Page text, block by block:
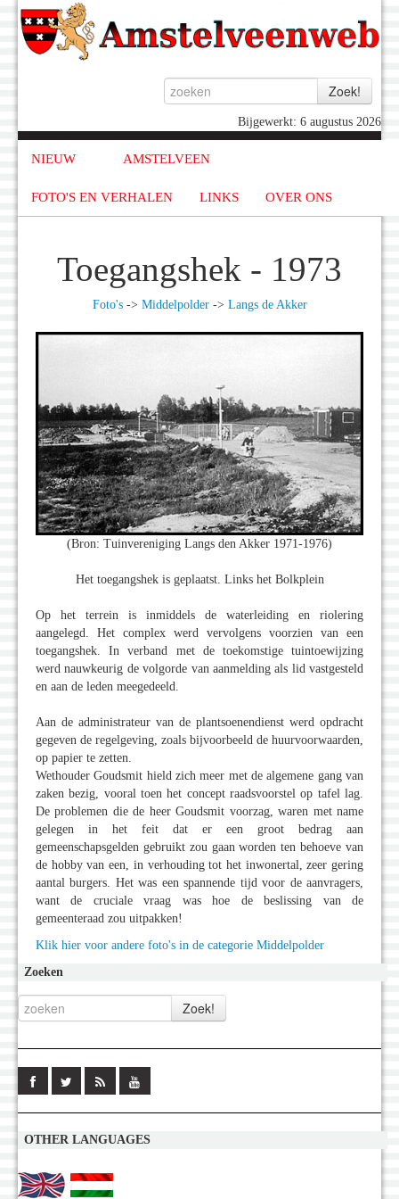
Bijgewerkt: 6 augustus 2026
NIEUW AMSTELVEEN
FOTO'S EN VERHALEN LINKS OVER ONS
Toegangshek - 1973
Foto's-> Middelpolder-> Langs de Akker
(Bron: Tuinvereniging Langs den Akker 1971-1976)
Het toegangshek is geplaatst. Links het Bolkplein
Op het terrein is inmiddels de waterleiding en riolering
aangelegd. Het complex werd vervolgens voorzien van een
toegangshek. In verband met de toekomstige tuintoewijzing
werd nauwkeurig de volgorde van aanmelding als lid vastgesteld
en aan de leden meegedeeld.
Aan de administrateur van de plantsoenendienst werd opdracht
gegeven de regelgeving, zoals bijvoorbeeld de huurvoorwaarden,
op papier te zetten.
Wethouder Goudsmit hield zich meer met de algemene gang van
zaken bezig, vooral toen het concept raadsvoorstel op tafel lag.
De problemen die de heer Goudsmit voorzag, waren met name
gelegen in het feit dat er een groot bedrag aan
gemeenschapsgelden gebruikt zou gaan worden ten behoeve van
de hobby van een, in verhouding tot het inwonertal, zeer gering
aantal burgers. Het was een spannende tijd voor de aanvragers,
want de cruciale vraag was hoe de beslissing van de
gemeenteraad zou uitpakken!
Klik hier voor andere foto's in de categorie Middelpolder
Zoeken
OTHER LANGUAGES